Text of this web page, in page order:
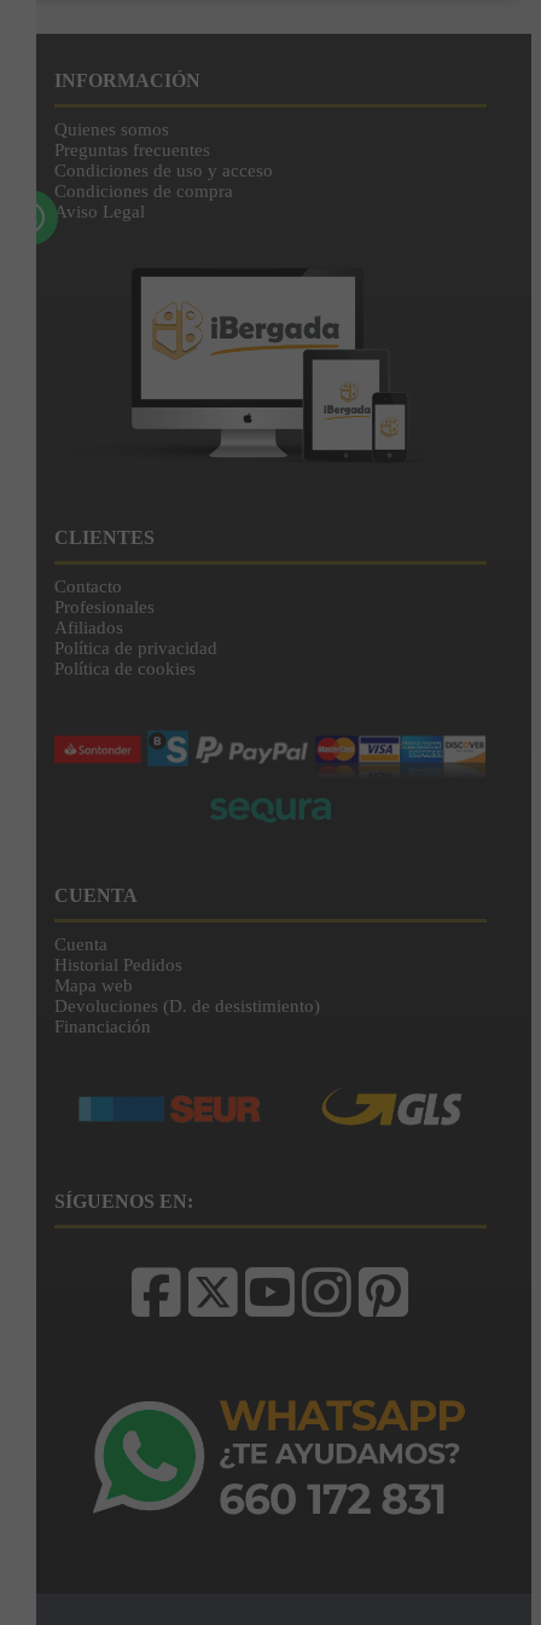
IBERGADA. Puedes cancelar tu suscripción en cualquier momento. Consulta nuestra
INFORMACIÓN
Quienes somos
Preguntas frecuentes
Condiciones de uso y acceso
Condiciones de compra
Aviso Legal
CLIENTES
Contacto
Profesionales
Afiliados
Política de privacidad
Política de cookies
CUENTA
Cuenta
Historial Pedidos
Mapa web
Devoluciones (D. de desistimiento)
Financiación
SÍGUENOS EN: